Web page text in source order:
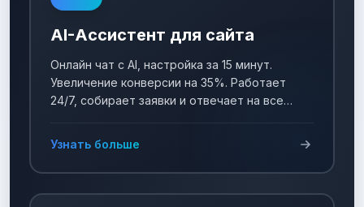
AI-Ассистент для сайта
Онлайн чат с AI, настройка за 15 минут.
Увеличение конверсии на 35%. Работает
24/7, собирает заявки и отвечает на все
Узнать больше